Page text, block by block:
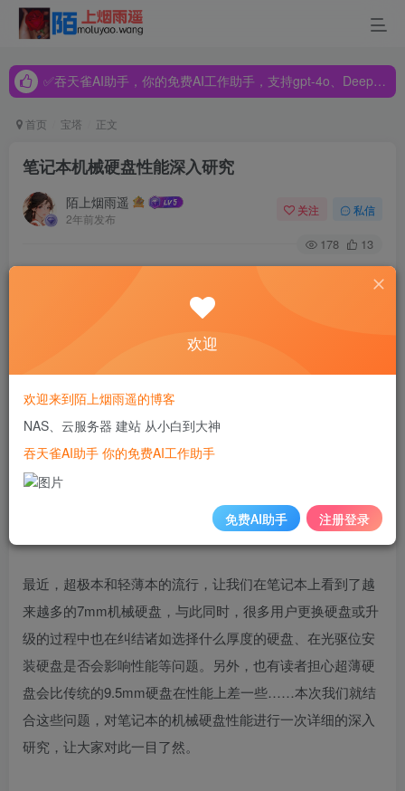
✅吞天雀AI助手，你的免费AI工作助手，支持gpt-4o、DeepSeek、Claude🔥🔥🔥🔥
✅吞天雀AI助手，你的免费AI工作助手，支持gpt-4o、DeepSeek、Claude🔥🔥🔥🔥
首页 宝塔 正文
笔记本机械硬盘性能深入研究
陌上烟雨遥
2年前发布
关注 私信
178 13
最近，超极本和轻薄本的流行，让我们在笔记本上看到了越
来越多的7mm机械硬盘，与此同时，很多用户更换硬盘或升
装硬盘是否会影响性能等问题。
（题图：左为9.5mm硬盘，右为
最近，超极本和轻薄本的流行，让我们在笔记本上看到了越
来越多的7mm机械硬盘，与此同时，很多用户更换硬盘或升
级的过程中也在纠结诸如选择什么厚度的硬盘、在光驱位安
装硬盘是否会影响性能等问题。另外，也有读者担心超薄硬
盘会比传统的9.5mm硬盘在性能上差一些……本次我们就结
合这些问题，对笔记本的机械硬盘性能进行一次详细的深入
研究，让大家对此一目了然。
欢迎
欢迎来到陌上烟雨遥的博客
NAS、云服务器 建站 从小白到大神
吞天雀AI助手 你的免费AI工作助手
免费AI助手 注册登录